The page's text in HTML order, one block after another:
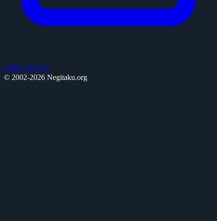
お問い合わせ
© 2002-2026 Negitaku.org